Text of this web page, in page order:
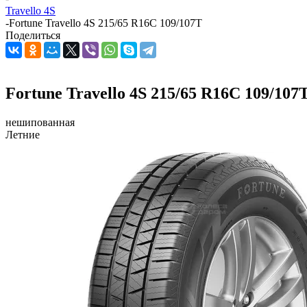
Travello 4S
-Fortune Travello 4S 215/65 R16C 109/107T
Поделиться
Fortune Travello 4S 215/65 R16C 109/
нешипованная
Летние